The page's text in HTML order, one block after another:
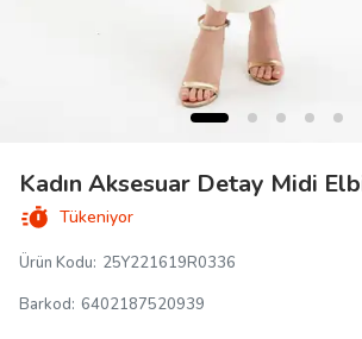
Kadın Aksesuar Detay Midi
Tükeniyor
Ürün Kodu: 25Y221619R0336
Barkod: 6402187520939